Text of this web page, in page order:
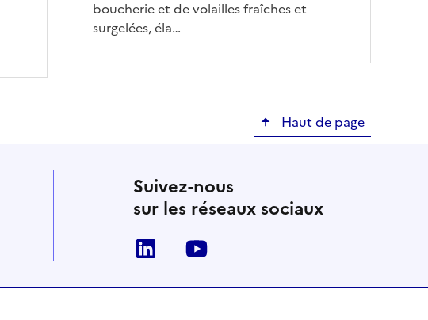
boucherie et de volailles fraîches et
surgelées, éla…
Haut de page
Suivez-nous
sur les réseaux sociaux
Linkedin